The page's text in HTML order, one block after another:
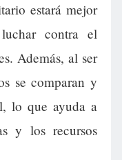
estará mejor
contra el
Además, al ser
se comparan y
lo que ayuda a
y los recursos